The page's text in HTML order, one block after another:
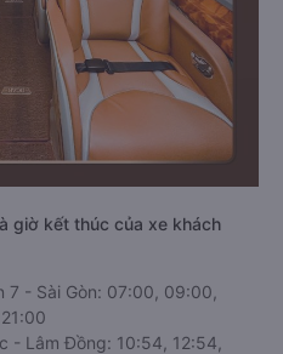
giờ kết thúc của xe khách
7 - Sài Gòn: 07:00, 09:00,
- Lâm Đồng: 10:54, 12:54,